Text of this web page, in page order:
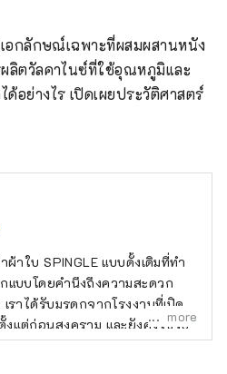
เอกลักษณ์เฉพาะที่ผสมผสานหนัง
ลิตวัลคาไนซ์ที่ใช้อุณหภูมิและ
อย่างไร เปิดเผยประวัติศาสตร์
ผ้าใบ SPINGLE แบบดั้งเดิมที่ทำ
แบบโดยคำนึงถึงความสะดวก
ราได้รับมรดกจากโรงงานที่เปิด
งแต่ก่อนสงคราม และยังคงใช้วิธี
บบดั้งเดิมในการผลิตรองเท้า ร้าน
more